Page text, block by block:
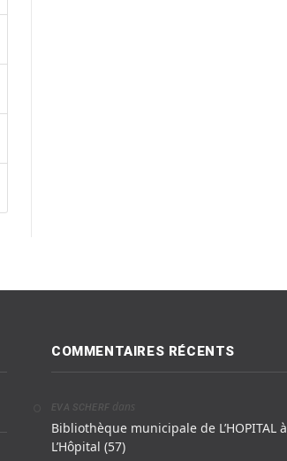
COMMENTAIRES RÉCENTS
EVA SCHERF dans
Bibliothèque municipale de L’HOPITAL à
L’Hôpital (57)